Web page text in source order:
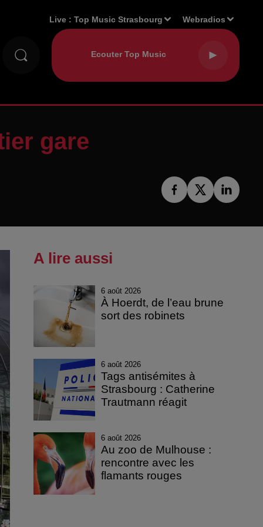
Live :Top Music Strasbourg Webradios
gare
A lire aussi
6 août 2026
À Hoerdt, de l’eau brune
sort des robinets
6 août 2026
Tags antisémites à
Strasbourg : Catherine
Trautmann réagit
6 août 2026
Au zoo de Mulhouse :
rencontre avec les
flamants rouges